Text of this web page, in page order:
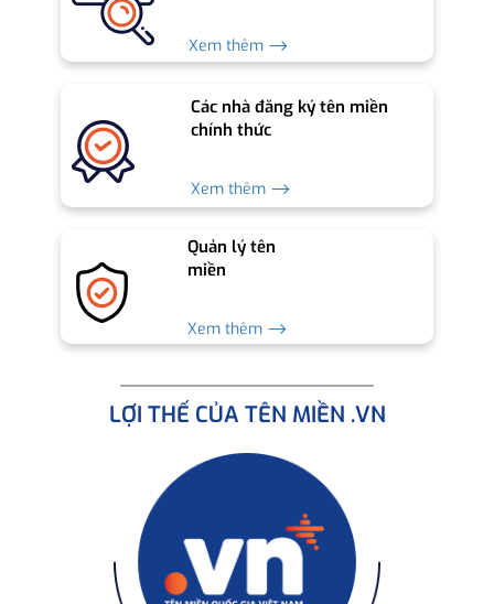
Xem thêm ⟶
Các nhà đăng ký tên miền
chính thức
Xem thêm ⟶
Quản lý tên
miền
Xem thêm ⟶
LỢI THẾ CỦA TÊN MIỀN .VN